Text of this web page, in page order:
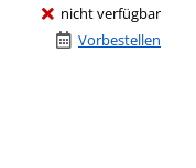
nicht verfügbar
Vorbestellen